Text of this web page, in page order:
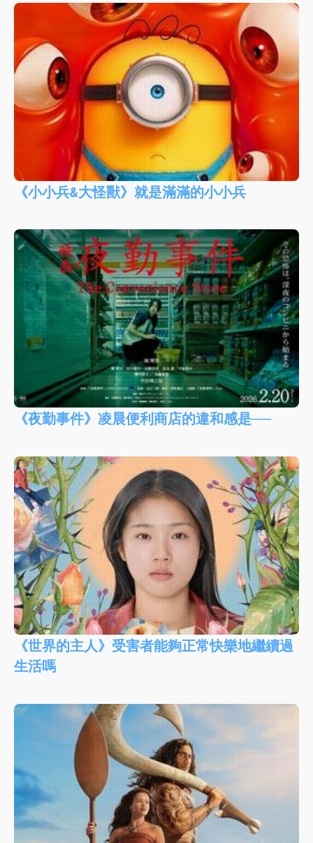
《小小兵&大怪獸》就是滿滿的小小兵
《夜勤事件》凌晨便利商店的違和感是──
《世界的主人》受害者能夠正常快樂地繼續過
生活嗎